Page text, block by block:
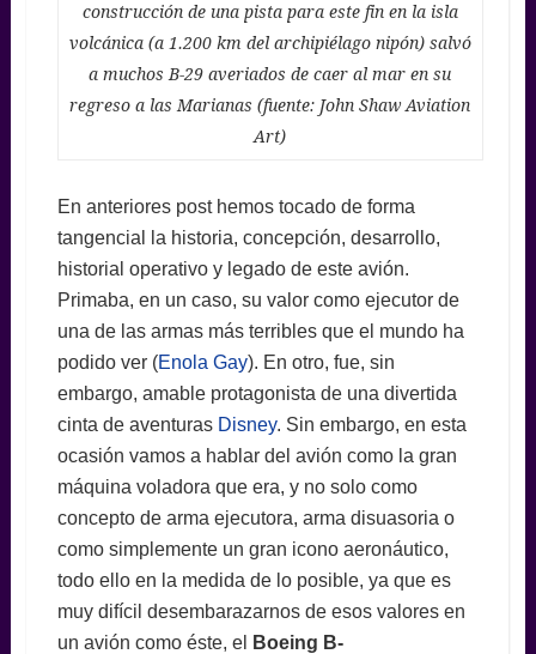
construcción de una pista para este fin en la isla
volcánica (a 1.200 km del archipiélago nipón) salvó
a muchos B-29 averiados de caer al mar en su
regreso a las Marianas (fuente: John Shaw Aviation
Art)
En anteriores post hemos tocado de forma
tangencial la historia, concepción, desarrollo,
historial operativo y legado de este avión.
Primaba, en un caso, su valor como ejecutor de
una de las armas más terribles que el mundo ha
podido ver (Enola Gay). En otro, fue, sin
embargo, amable protagonista de una divertida
cinta de aventuras Disney. Sin embargo, en esta
ocasión vamos a hablar del avión como la gran
máquina voladora que era, y no solo como
concepto de arma ejecutora, arma disuasoria o
como simplemente un gran icono aeronáutico,
todo ello en la medida de lo posible, ya que es
muy difícil desembarazarnos de esos valores en
un avión como éste, el
Boeing B-